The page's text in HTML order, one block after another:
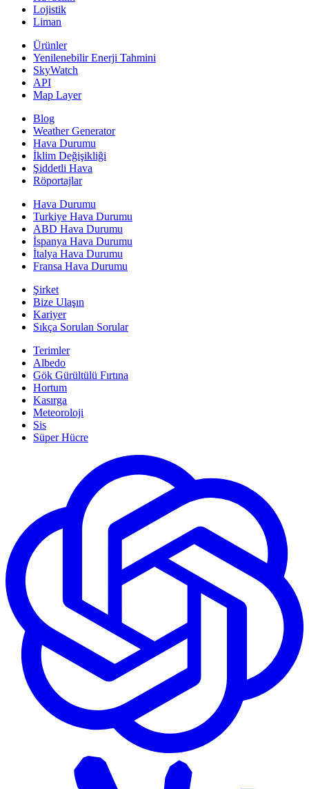
Lojistik
Liman
Ürünler
Yenilenebilir Enerji Tahmini
SkyWatch
API
Map Layer
Blog
Weather Generator
Hava Durumu
İklim Değişikliği
Şiddetli Hava
Röportajlar
Hava Durumu
Turkiye Hava Durumu
ABD Hava Durumu
İspanya Hava Durumu
İtalya Hava Durumu
Fransa Hava Durumu
Şirket
Bize Ulaşın
Kariyer
Sıkça Sorulan Sorular
Terimler
Albedo
Gök Gürültülü Fırtına
Hortum
Kasırga
Meteoroloji
Sis
Süper Hücre